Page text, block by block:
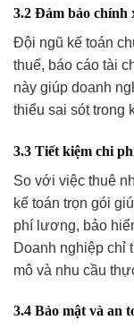
3.2 Đảm bảo chính
Đội ngũ kế toán
thuế, báo cáo tài
này giúp doanh
thiểu sai sót trong
3.3 Tiết kiệm chi
So với việc thuê
kế toán trọn gói
phí lương, bảo
Doanh nghiệp chỉ
mô và nhu cầu
3.4 Bảo mật và an